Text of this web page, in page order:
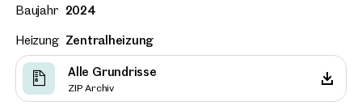
Baujahr 2024
Heizung Zentralheizung
Alle Grundrisse
ZIP Archiv